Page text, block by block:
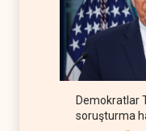
Demokratlar
soruşturma